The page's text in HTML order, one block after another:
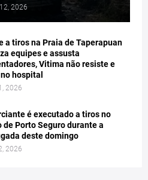
2026
a tiros na Praia de Taperapuan
equipes e assusta
Vitima não resiste e
hospital
2026
é executado a tiros no
de Porto Seguro durante a
deste domingo
2026